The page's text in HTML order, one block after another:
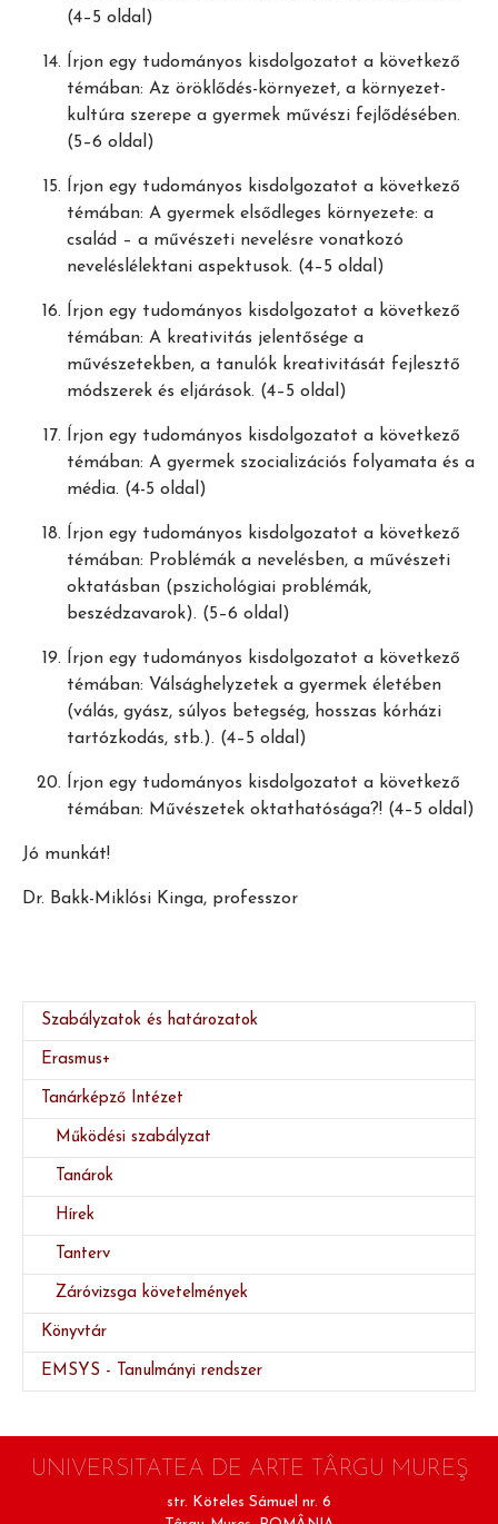
Szabályzatok és határozatok
Erasmus+
Tanárképző Intézet
Működési szabályzat
Tanárok
Hírek
Tanterv
Záróvizsga követelmények(current)
Könyvtár
EMSYS - Tanulmányi rendszer
(4–5 oldal)
Írjon egy tudományos kisdolgozatot a következő
témában: Az öröklődés-környezet, a környezet-
kultúra szerepe a gyermek művészi fejlődésében.
(5–6 oldal)
Írjon egy tudományos kisdolgozatot a következő
témában: A gyermek elsődleges környezete: a
család – a művészeti nevelésre vonatkozó
neveléslélektani aspektusok. (4–5 oldal)
Írjon egy tudományos kisdolgozatot a következő
témában: A kreativitás jelentősége a
művészetekben, a tanulók kreativitását fejlesztő
módszerek és eljárások. (4–5 oldal)
Írjon egy tudományos kisdolgozatot a következő
témában: A gyermek szocializációs folyamata és a
média. (4-5 oldal)
Írjon egy tudományos kisdolgozatot a következő
témában: Problémák a nevelésben, a művészeti
oktatásban (pszichológiai problémák,
beszédzavarok). (5–6 oldal)
Írjon egy tudományos kisdolgozatot a következő
témában: Válsághelyzetek a gyermek életében
(válás, gyász, súlyos betegség, hosszas kórházi
tartózkodás, stb.). (4–5 oldal)
Írjon egy tudományos kisdolgozatot a következő
témában: Művészetek oktathatósága?! (4–5 oldal)
Jó munkát!
Dr. Bakk-Miklósi Kinga, professzor
UNIVERSITATEA DE ARTE TÂRGU MUREŞ
str. Köteles Sámuel nr. 6